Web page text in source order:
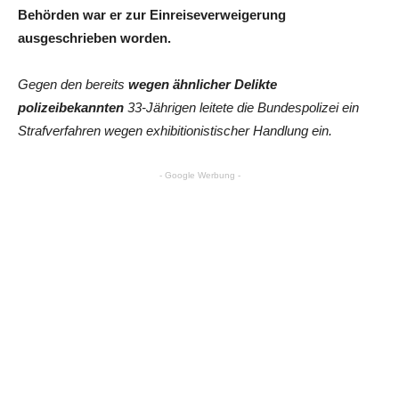
Behörden war er zur Einreiseverweigerung
ausgeschrieben worden.
Gegen den bereits wegen ähnlicher Delikte
polizeibekannten 33-Jährigen leitete die Bundespolizei ein
Strafverfahren wegen exhibitionistischer Handlung ein.
- Google Werbung -